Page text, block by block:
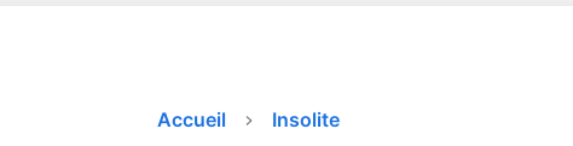
Accueil Insolite